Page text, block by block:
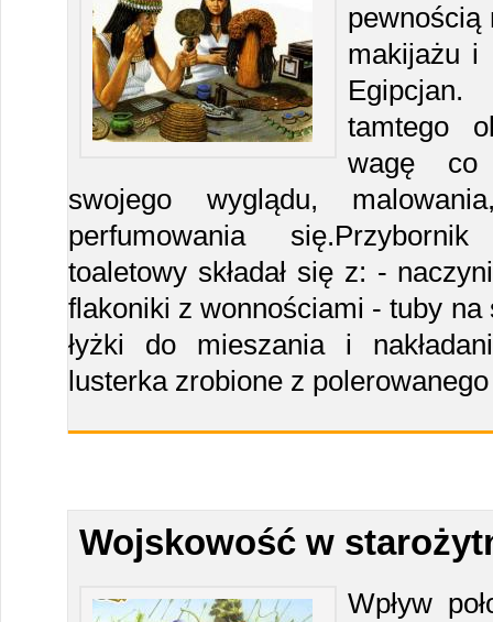
pewnością
makijażu i
tamtego
wagę co
swojego wyglądu,
perfumowania
toaletowy składał się z: -
flakoniki z wonnościami - tuby
łyżki do mieszania i
lusterka zrobione z
Wojskowość w
Wpływ